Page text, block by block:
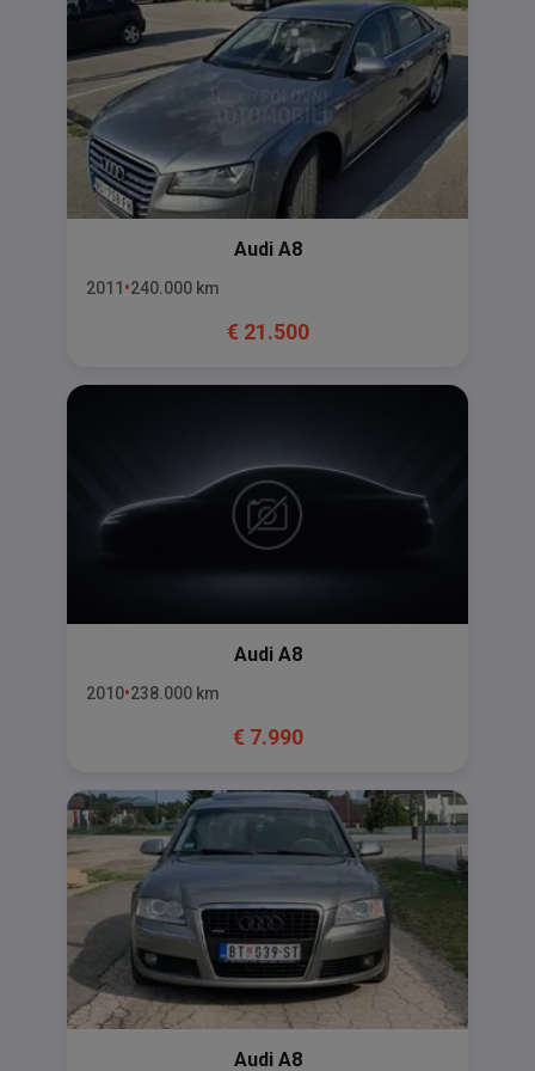
Audi A8
2011 240.000 km
€ 21.500
Audi A8
2010 238.000 km
€ 7.990
Audi A8